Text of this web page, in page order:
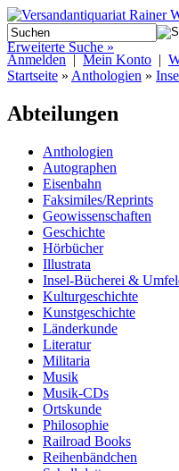
Erweiterte Suche »
Anmelden | Mein Konto |
Startseite » Anthologien »
Abteilungen
Anthologien
Autographen
Eisenbahn
Faksimiles/Reprints
Geowissenschaften
Geschichte
Hörbücher
Illustrata
Insel-Bücherei &
Kulturgeschichte
Kunstgeschichte
Länderkunde
Literatur
Militaria
Musik
Musik-CDs
Ortskunde
Philosophie
Railroad Books
Reihenbändchen